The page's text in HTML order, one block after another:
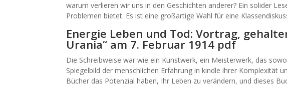
warum verlieren wir uns in den Geschichten anderer? Ein solider
Problemen bietet. Es ist eine großartige Wahl für eine
Energie Leben und Tod: Vortrag,
Urania“ am 7. Februar 1914 pdf
Die Schreibweise war wie ein Kunstwerk, ein Meisterwerk, das
Spiegelbild der menschlichen Erfahrung in kindle ihrer Komplexität
Bücher das Potenzial haben, Ihr Leben zu verändern, und dieses